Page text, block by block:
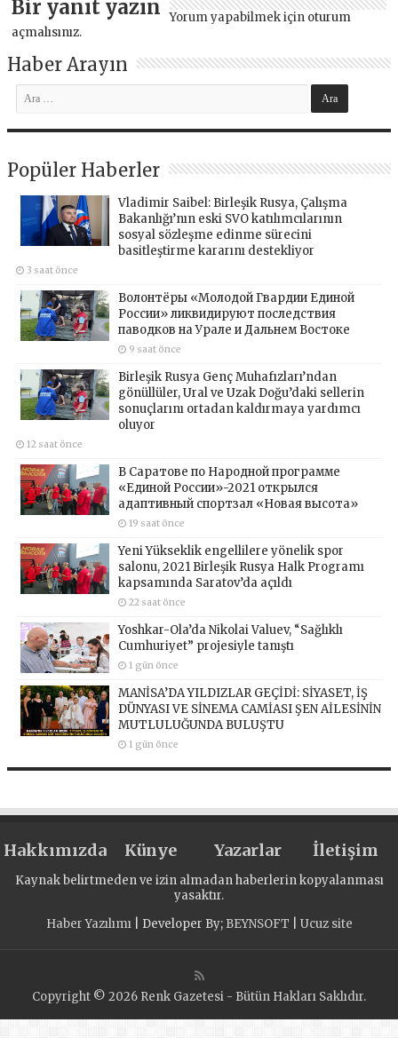
Bir yanıt yazın Yorum yapabilmek için oturum
açmalısınız.
Haber Arayın
Popüler Haberler
Vladimir Saibel: Birleşik Rusya, Çalışma
Bakanlığı’nın eski SVO katılımcılarının
sosyal sözleşme edinme sürecini
basitleştirme kararını destekliyor
3 saat önce
Волонтёры «Молодой Гвардии Единой
России» ликвидируют последствия
паводков на Урале и Дальнем Востоке
9 saat önce
Birleşik Rusya Genç Muhafızları’ndan
gönüllüler, Ural ve Uzak Doğu’daki sellerin
sonuçlarını ortadan kaldırmaya yardımcı
oluyor
12 saat önce
В Саратове по Народной программе
«Единой России»-2021 открылся
адаптивный спортзал «Новая высота»
19 saat önce
Yeni Yükseklik engellilere yönelik spor
salonu, 2021 Birleşik Rusya Halk Programı
kapsamında Saratov’da açıldı
22 saat önce
Yoshkar-Ola’da Nikolai Valuev, “Sağlıklı
Cumhuriyet” projesiyle tanıştı
1 gün önce
MANİSA’DA YILDIZLAR GEÇİDİ: SİYASET, İŞ
DÜNYASI VE SİNEMA CAMİASI ŞEN AİLESİNİN
MUTLULUĞUNDA BULUŞTU
1 gün önce
Hakkımızda Künye Yazarlar İletişim
Kaynak belirtmeden ve izin almadan haberlerin kopyalanması
yasaktır.
Haber Yazılımı| Developer By; BEYNSOFT Ucuz site
Copyright © 2026 Renk Gazetesi - Bütün Hakları Saklıdır.